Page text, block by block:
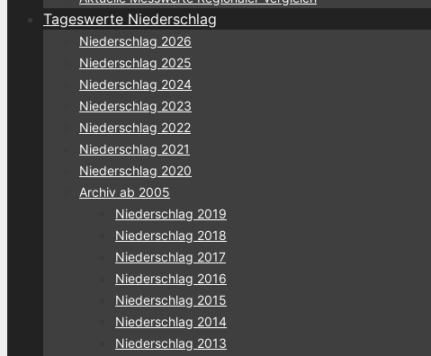
Tageswerte Niederschlag
Niederschlag 2026
Niederschlag 2025
Niederschlag 2024
Niederschlag 2023
Niederschlag 2022
Niederschlag 2021
Niederschlag 2020
Archiv ab 2005
Niederschlag 2019
Niederschlag 2018
Niederschlag 2017
Niederschlag 2016
Niederschlag 2015
Niederschlag 2014
Niederschlag 2013